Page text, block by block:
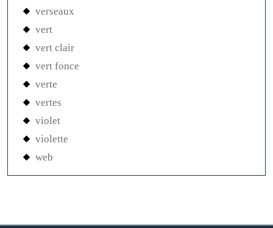
verseaux
vert
vert clair
vert fonce
verte
vertes
violet
violette
web